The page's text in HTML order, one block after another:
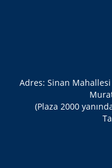
Adres: Sinan
(Plaza 2000